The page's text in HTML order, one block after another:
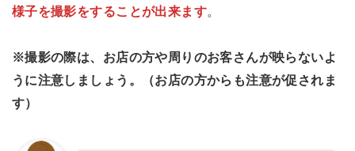
様子を撮影をすることが出来ます。
※撮影の際は、お店の方や周りのお客さんが映らないよ
うに注意しましょう。（お店の方からも注意が促されま
す）